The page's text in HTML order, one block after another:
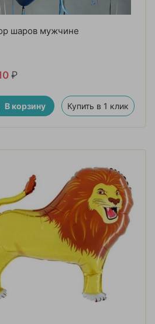
шаров мужчине
₽
В корзину Купить в 1 клик